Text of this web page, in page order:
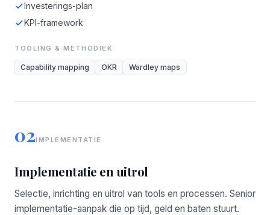
Investerings-plan
KPI-framework
TOOLING & METHODIEK
Capability mapping OKR Wardley maps
02IMPLEMENTATIE
Implementatie en uitrol
Selectie, inrichting en uitrol van tools en processen. Senior
implementatie-aanpak die op tijd, geld en baten stuurt.